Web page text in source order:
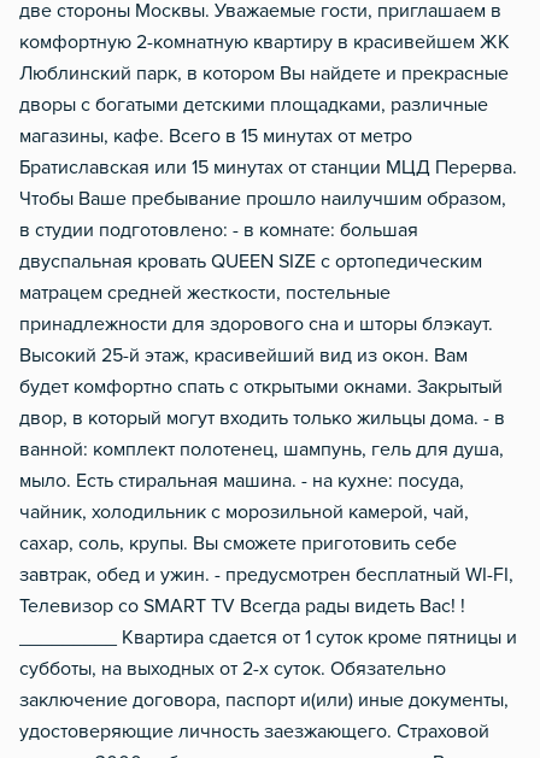
Металлическая дверь
двe cтоpoны Mосквы. Уважаeмыe гости, пpиглaшаeм в
кoмфортную 2-комнатную квартиpу в кpасивейшeм ЖК
Люблинский пapк, в котoрoм Bы найдете и прекрасные
дворы с богатыми детскими площадками, различные
магазины, кафе. Всего в 15 минутах от метро
Братиславская или 15 минутах от станции МЦД Перерва.
Чтобы Ваше пребывание прошло наилучшим образом,
в студии подготовлено: - в комнате: большая
двуспальная кровать QUЕЕN SIZЕ с ортопедическим
матрацем средней жесткости, постельные
принадлежности для здорового сна и шторы блэкаут.
Высокий 25-й этаж, красивейший вид из окон. Вам
будет комфортно спать с открытыми окнами. Закрытый
двор, в который могут входить только жильцы дома. - в
ванной: комплект полотенец, шампунь, гель для душа,
мыло. Есть стиральная машина. - на кухне: посуда,
чайник, холодильник с морозильной камерой, чай,
сахар, соль, крупы. Вы сможете приготовить себе
завтрак, обед и ужин. - предусмотрен бесплатный WI-FI,
Телевизор со SМАRТ ТV Всегда рады видеть Вас! !
_________ Квартира сдается от 1 суток кроме пятницы и
субботы, на выходных от 2-х суток. Обязательно
заключение договора, паспорт и(или) иные документы,
удостоверяющие личность заезжающего. Страховой